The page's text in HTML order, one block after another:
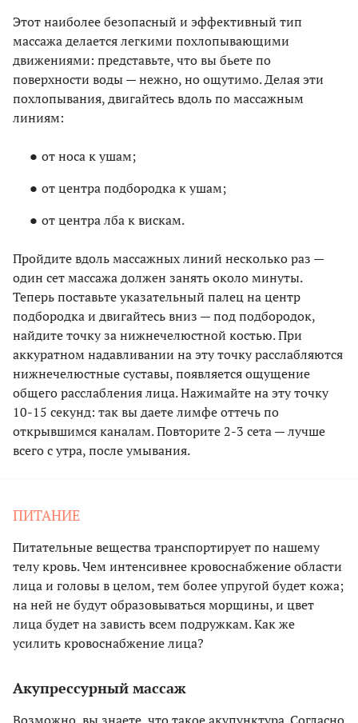
Этот наиболее безопасный и эффективный тип
массажа делается легкими похлопывающими
движениями: представьте, что вы бьете по
поверхности воды — нежно, но ощутимо. Делая эти
похлопывания, двигайтесь вдоль по массажным
линиям:
от носа к ушам;
от центра подбородка к ушам;
от центра лба к вискам.
Пройдите вдоль массажных линий несколько раз —
один сет массажа должен занять около минуты.
Теперь поставьте указательный палец на центр
подбородка и двигайтесь вниз — под подбородок,
найдите точку за нижнечелюстной костью. При
аккуратном надавливании на эту точку расслабляются
нижнечелюстные суставы, появляется ощущение
общего расслабления лица. Нажимайте на эту точку
10-15 секунд: так вы даете лимфе оттечь по
открывшимся каналам. Повторите 2-3 сета — лучше
всего с утра, после умывания.
ПИТАНИЕ
Питательные вещества транспортирует по нашему
телу кровь. Чем интенсивнее кровоснабжение области
лица и головы в целом, тем более упругой будет кожа;
на ней не будут образовываться морщины, и цвет
лица будет на зависть всем подружкам. Как же
усилить кровоснабжение лица?
Акупрессурный массаж